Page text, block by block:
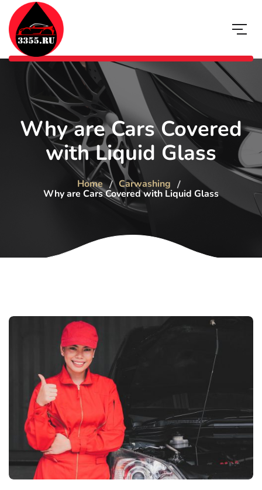
Why are Cars Covered
with Liquid Glass
Home Carwashing
Why are Cars Covered with Liquid Glass